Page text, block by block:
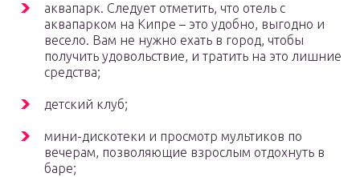
аквапарк. Следует отметить, что отель с
аквапарком на Кипре – это удобно, выгодно и
весело. Вам не нужно ехать в город, чтобы
получить удовольствие, и тратить на это лишние
средства;
детский клуб;
мини-дискотеки и просмотр мультиков по
вечерам, позволяющие взрослым отдохнуть в
баре;